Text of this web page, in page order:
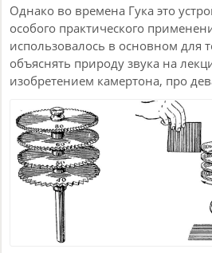
Однако во времена Гука это
особого практического
использовалось в основном для
объяснять природу звука на
изобретением камертона, про